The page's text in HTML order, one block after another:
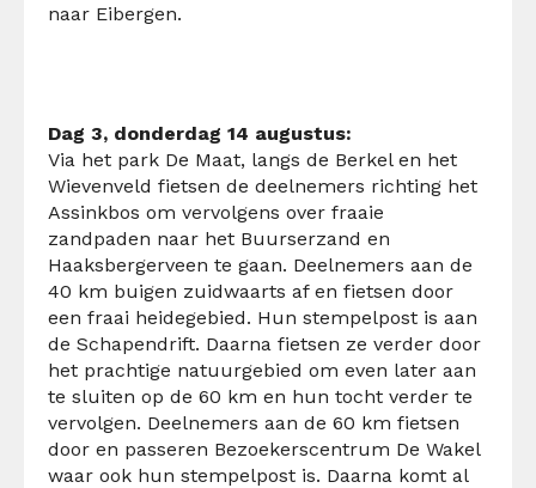
naar Eibergen.
Dag 3, donderdag 14 augustus:
Via het park De Maat, langs de Berkel en het
Wievenveld fietsen de deelnemers richting het
Assinkbos om vervolgens over fraaie
zandpaden naar het Buurserzand en
Haaksbergerveen te gaan. Deelnemers aan de
40 km buigen zuidwaarts af en fietsen door
een fraai heidegebied. Hun stempelpost is aan
de Schapendrift. Daarna fietsen ze verder door
het prachtige natuurgebied om even later aan
te sluiten op de 60 km en hun tocht verder te
vervolgen. Deelnemers aan de 60 km fietsen
door en passeren Bezoekerscentrum De Wakel
waar ook hun stempelpost is. Daarna komt al